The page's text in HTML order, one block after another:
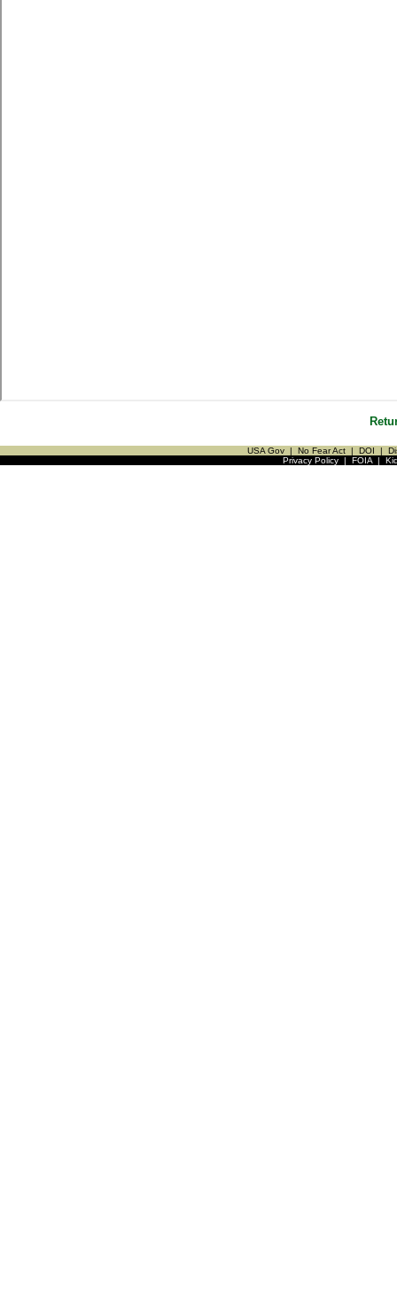
USA Gov | No Fear Act | DOI |
Privacy Policy| FOIA|